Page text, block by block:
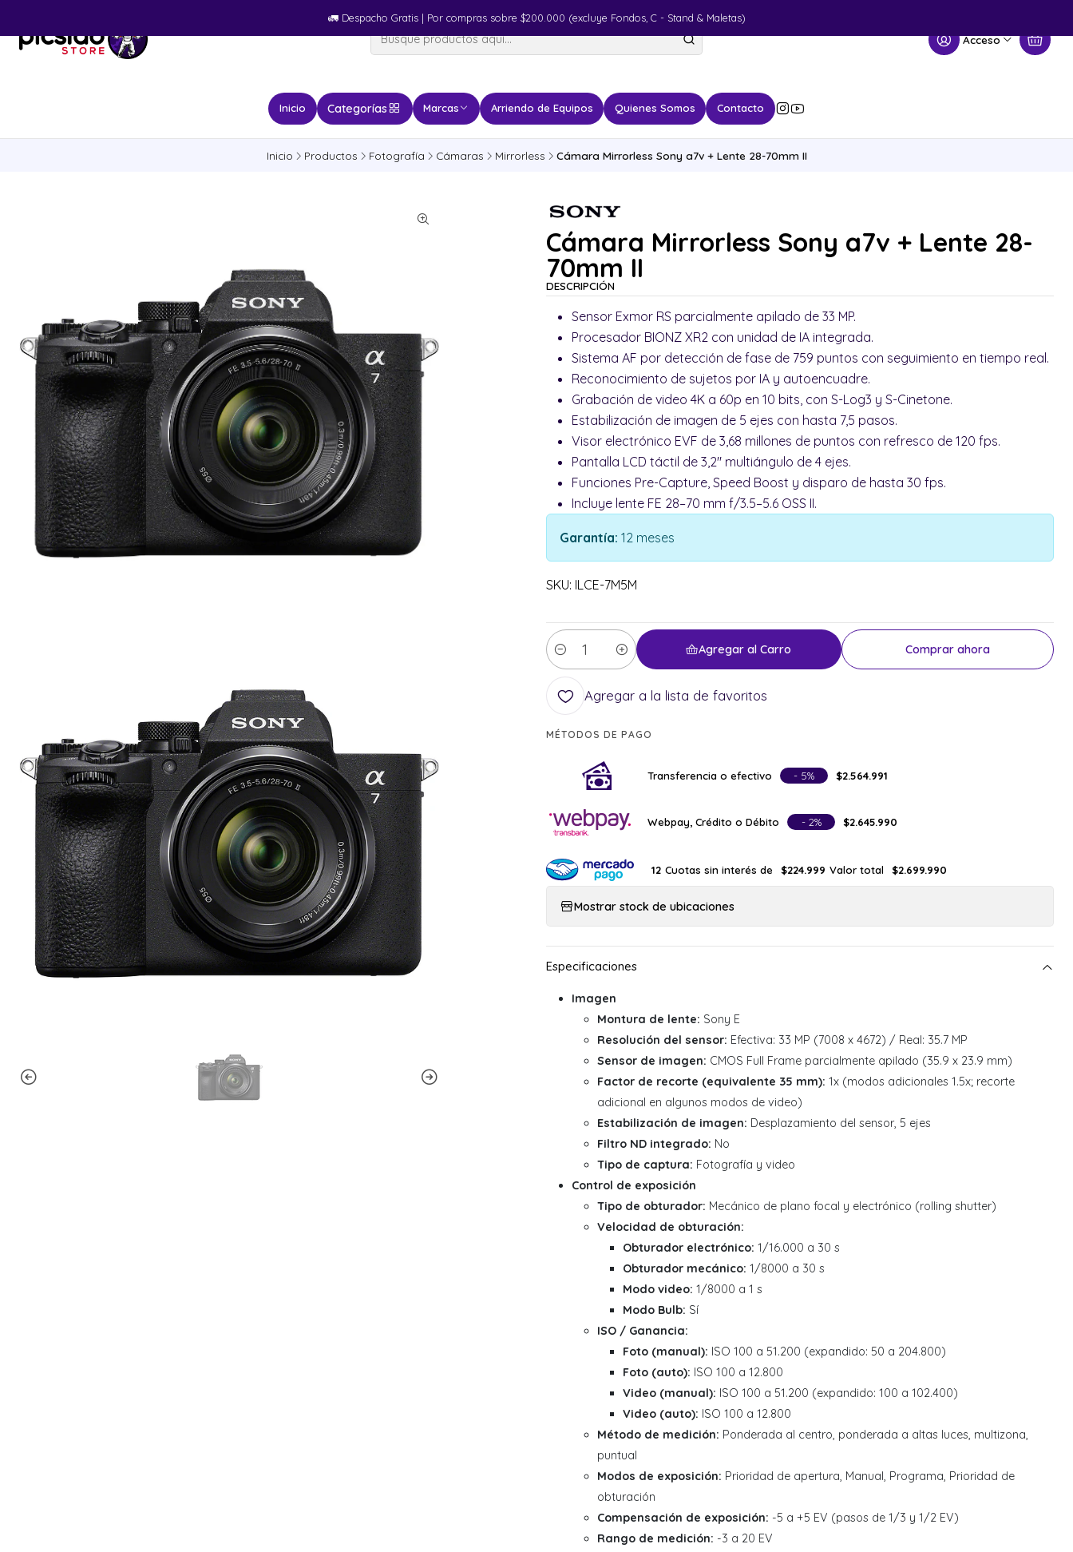
Acceso
Inicio Categorías Marcas Arriendo de Equipos Quienes Somos Contacto
🚛​ Despacho Gratis | Por compras sobre $200.000 (excluye Fondos, C - Stand & Maletas)
Inicio Productos Fotografía Cámaras Mirrorless Cámara Mirrorless Sony a7v + Lente 28-70mm II
Cámara Mirrorless Sony a7v + Lente 28-
70mm II
DESCRIPCIÓN
Sensor Exmor RS parcialmente apilado de 33 MP.
Procesador BIONZ XR2 con unidad de IA integrada.
Sistema AF por detección de fase de 759 puntos con seguimiento en tiempo real.
Reconocimiento de sujetos por IA y autoencuadre.
Grabación de video 4K a 60p en 10 bits, con S-Log3 y S-Cinetone.
Estabilización de imagen de 5 ejes con hasta 7,5 pasos.
Visor electrónico EVF de 3,68 millones de puntos con refresco de 120 fps.
Pantalla LCD táctil de 3,2" multiángulo de 4 ejes.
Funciones Pre-Capture, Speed Boost y disparo de hasta 30 fps.
Incluye lente FE 28–70 mm f/3.5–5.6 OSS II.
Garantía: 12 meses
SKU: ILCE-7M5M
Cantidad
Agregar al Carro Comprar ahora
Agregar a la lista de favoritos
MÉTODOS DE PAGO
Transferencia o efectivo - 5% $2.564.991
Webpay, Crédito o Débito - 2% $2.645.990
12 Cuotas sin interés de $224.999 Valor total $2.699.990
Mostrar stock de ubicaciones
Imagen
Montura de lente: Sony E
Resolución del sensor: Efectiva: 33 MP (7008 x 4672) / Real: 35.7 MP
Sensor de imagen: CMOS Full Frame parcialmente apilado (35.9 x 23.9 mm)
Factor de recorte (equivalente 35 mm): 1x (modos adicionales 1.5x; recorte
adicional en algunos modos de video)
Estabilización de imagen: Desplazamiento del sensor, 5 ejes
Filtro ND integrado: No
Tipo de captura: Fotografía y video
Control de exposición
Tipo de obturador: Mecánico de plano focal y electrónico (rolling shutter)
Velocidad de obturación:
Obturador electrónico: 1/16.000 a 30 s
Obturador mecánico: 1/8000 a 30 s
Modo video: 1/8000 a 1 s
Modo Bulb: Sí
ISO / Ganancia:
Foto (manual): ISO 100 a 51.200 (expandido: 50 a 204.800)
Foto (auto): ISO 100 a 12.800
Video (manual): ISO 100 a 51.200 (expandido: 100 a 102.400)
Video (auto): ISO 100 a 12.800
Método de medición: Ponderada al centro, ponderada a altas luces, multizona,
puntual
Modos de exposición: Prioridad de apertura, Manual, Programa, Prioridad de
obturación
Compensación de exposición: -5 a +5 EV (pasos de 1/3 y 1/2 EV)
Rango de medición: -3 a 20 EV